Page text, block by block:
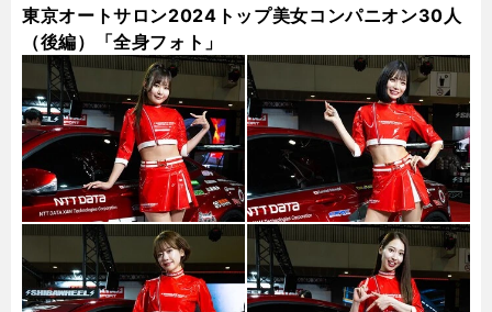
東京オートサロン2024トップ美女コンパニオン30人
（後編）「全身フォト」